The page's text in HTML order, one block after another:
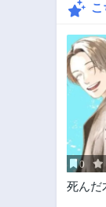
こ
0
死んだ